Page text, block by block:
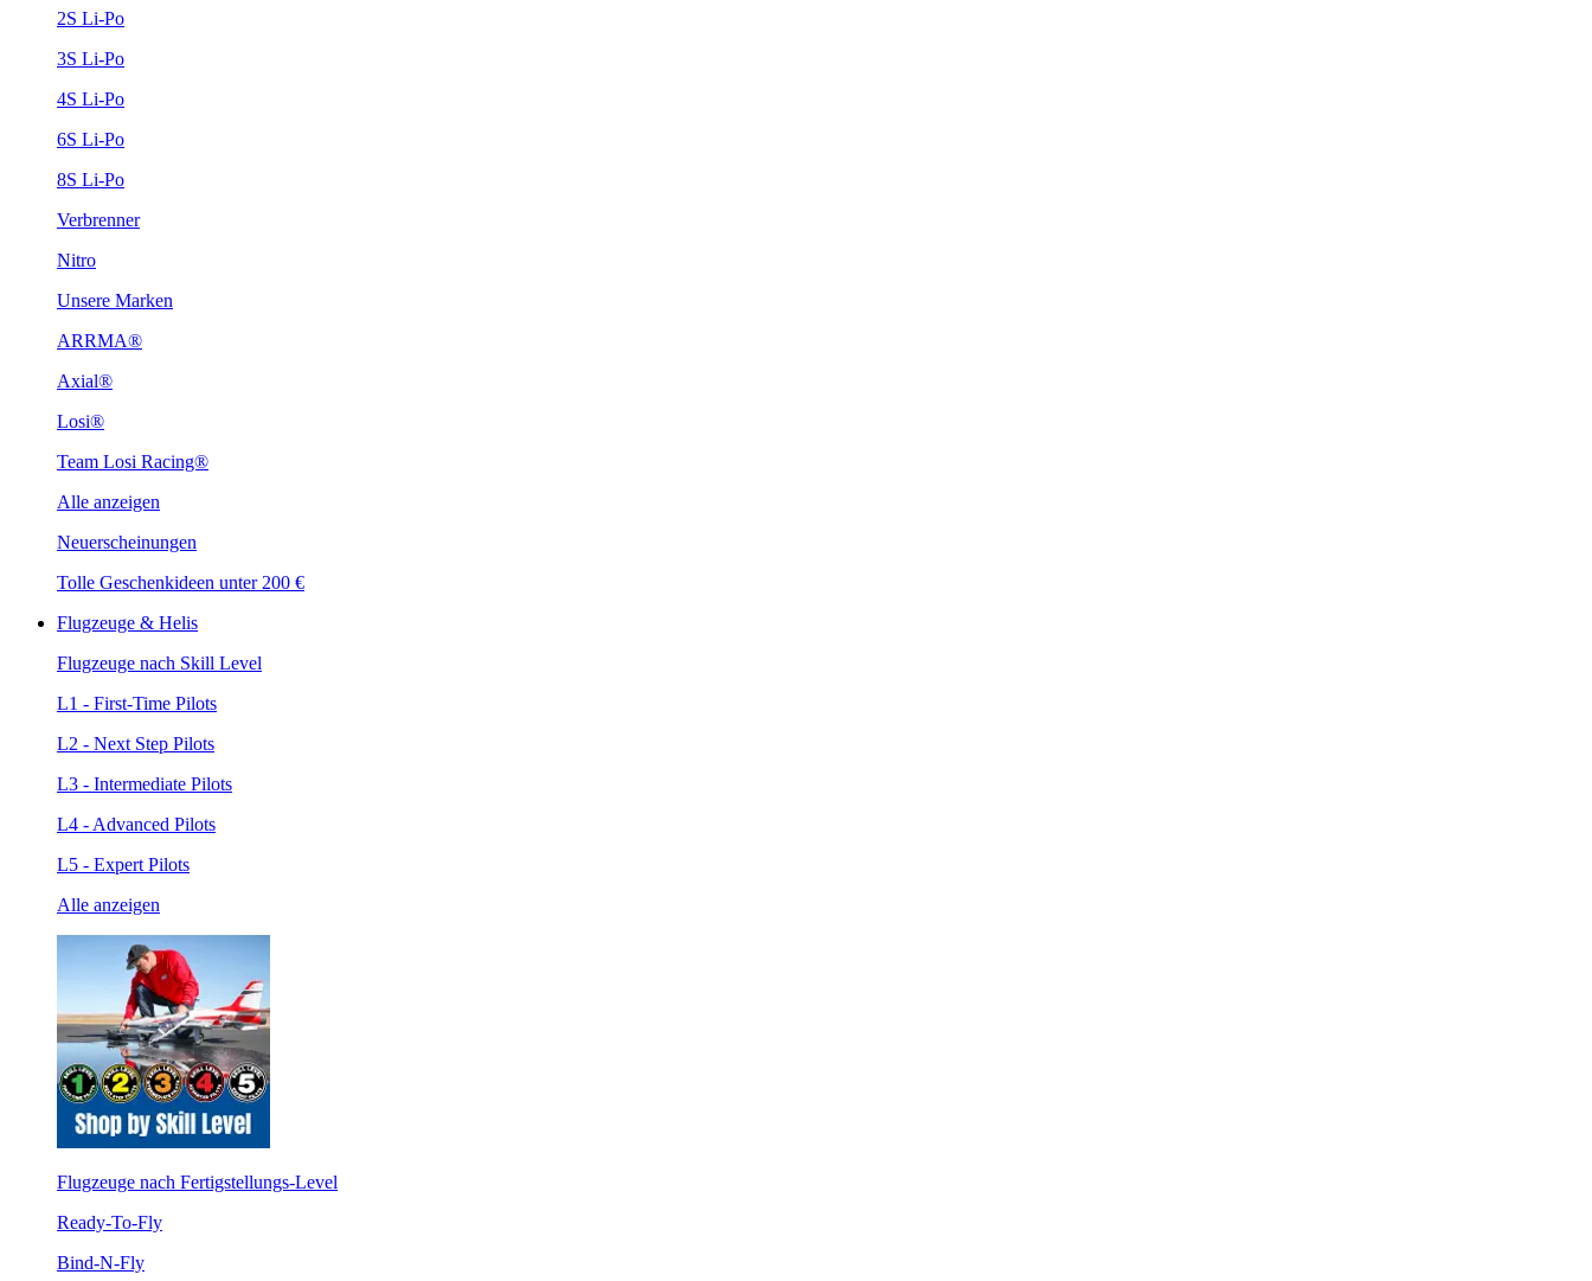
2S Li-Po
3S Li-Po
4S Li-Po
6S Li-Po
8S Li-Po
Verbrenner
Nitro
Unsere Marken
ARRMA®
Axial®
Losi®
Team Losi Racing®
Alle anzeigen
Neuerscheinungen
Tolle Geschenkideen unter 200 €
Flugzeuge & Helis
Flugzeuge nach Skill Level
L1 - First-Time Pilots
L2 - Next Step Pilots
L3 - Intermediate Pilots
L4 - Advanced Pilots
L5 - Expert Pilots
Alle anzeigen
Flugzeuge nach Fertigstellungs-Level
Ready-To-Fly
Bind-N-Fly